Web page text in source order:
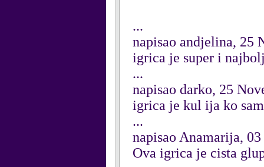
...
napisao andjelina, 25
igrica je super i
...
napisao darko, 25
igrica je kul ija ko
...
napisao Anamarija,
Ova igrica je cista